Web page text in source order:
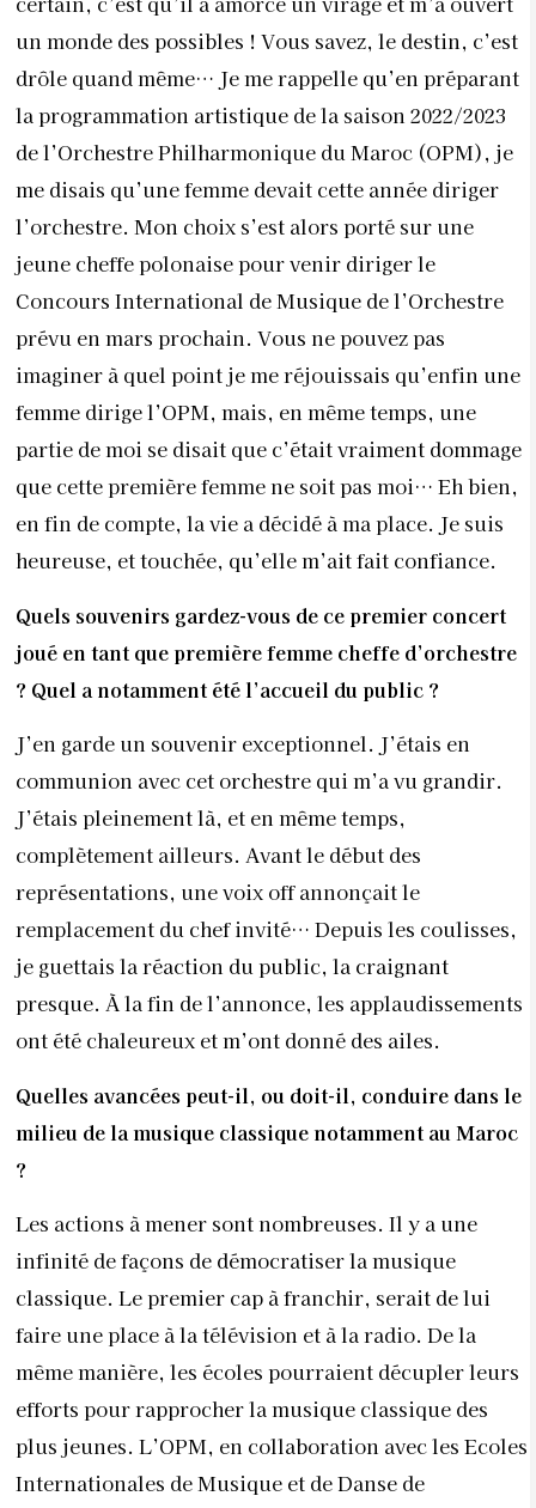
un monde des possibles ! Vous savez, le destin, c’est
drôle quand même… Je me rappelle qu’en préparant
la programmation artistique de la saison 2022/2023
de l’Orchestre Philharmonique du Maroc (OPM), je
me disais qu’une femme devait cette année diriger
l’orchestre. Mon choix s’est alors porté sur une
jeune cheffe polonaise pour venir diriger le
Concours International de Musique de l’Orchestre
prévu en mars prochain. Vous ne pouvez pas
imaginer à quel point je me réjouissais qu’enfin une
femme dirige l’OPM, mais, en même temps, une
partie de moi se disait que c’était vraiment dommage
que cette première femme ne soit pas moi… Eh bien,
en fin de compte, la vie a décidé à ma place. Je suis
heureuse, et touchée, qu’elle m’ait fait confiance.
Quels souvenirs gardez-vous de ce premier concert
joué en tant que première femme cheffe d’orchestre
? Quel a notamment été l’accueil du public ?
J’en garde un souvenir exceptionnel. J’étais en
communion avec cet orchestre qui m’a vu grandir.
J’étais pleinement là, et en même temps,
complètement ailleurs. Avant le début des
représentations, une voix off annonçait le
remplacement du chef invité… Depuis les coulisses,
je guettais la réaction du public, la craignant
presque. À la fin de l’annonce, les applaudissements
ont été chaleureux et m’ont donné des ailes.
Quelles avancées peut-il, ou doit-il, conduire dans le
milieu de la musique classique notamment au Maroc
?
Les actions à mener sont nombreuses. Il y a une
infinité de façons de démocratiser la musique
classique. Le premier cap à franchir, serait de lui
faire une place à la télévision et à la radio. De la
même manière, les écoles pourraient décupler leurs
efforts pour rapprocher la musique classique des
plus jeunes. L’OPM, en collaboration avec les Ecoles
Internationales de Musique et de Danse de